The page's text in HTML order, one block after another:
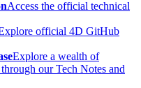
Access the official technical
official 4D GitHub
Explore a wealth of
our Tech Notes and